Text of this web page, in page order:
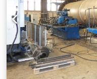
1.600 mm Distancia
agujero del husillo: 100
Dsdpfx Acsyvt H Aofekr
24,8 t Incluye
y vídeos a solicitud. En
realizado las siguientes
máquina: A finales de